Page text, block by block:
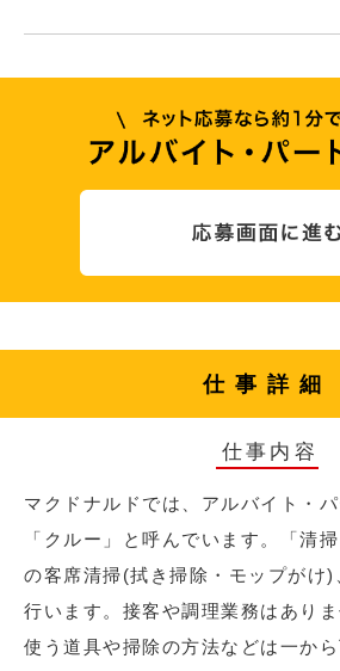
仕事詳細
仕事内容
マクドナルドでは、アルバイト・
「クルー」と呼んでいます。「清
の客席清掃(拭き掃除・モップがけ)
行います。接客や調理業務はありま
使う道具や掃除の方法などは一か